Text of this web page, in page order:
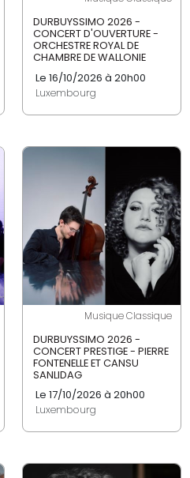
DURBUYSSIMO 2026 -
CONCERT D'OUVERTURE -
ORCHESTRE ROYAL DE
CHAMBRE DE WALLONIE
Le 16/10/2026 à 20h00
Luxembourg
Musique Classique
DURBUYSSIMO 2026 -
CONCERT PRESTIGE - PIERRE
FONTENELLE ET CANSU
SANLIDAG
Le 17/10/2026 à 20h00
Luxembourg